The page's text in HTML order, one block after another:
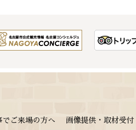
でご来場の方へ 画像提供・取材受付